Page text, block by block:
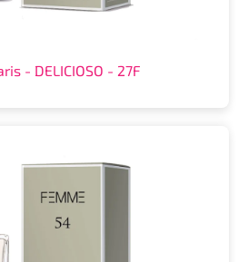
- DELICIOSO - 27F